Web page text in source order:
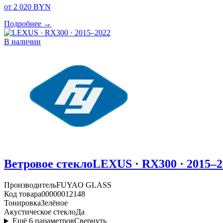
от 2 020 BYN
Подробнее →
В наличии
Ветровое стеклоLEXUS · RX300 ·
ПроизводительFUYAO GLASS
Код товара00000012148
ТонировкаЗелёное
Акустическое стеклоДа
Ещё 6 параметровСвернуть